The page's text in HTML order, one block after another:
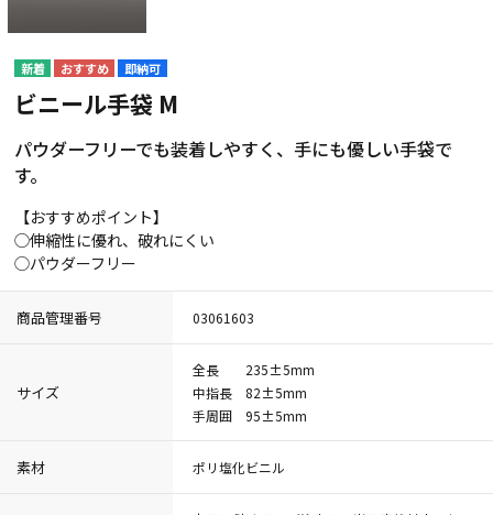
即納可
ビニール手袋 M
パウダーフリーでも装着しやすく、手にも優しい手袋で
す。
【おすすめポイント】
◯伸縮性に優れ、破れにくい
◯パウダーフリー
商品管理番号 03061603
サイズ
全長 235±5mm
中指長 82±5mm
手周囲 95±5mm
素材 ポリ塩化ビニル